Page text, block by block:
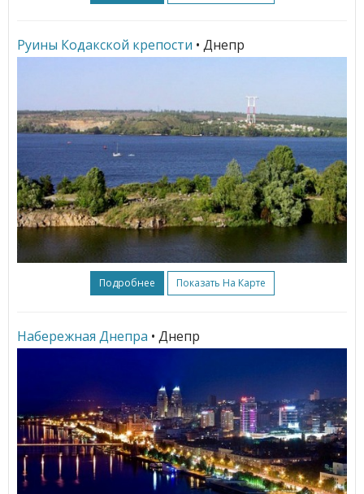
Руины Кодакской крепости • Днепр
Подробнее Показать На Карте
Набережная Днепра • Днепр